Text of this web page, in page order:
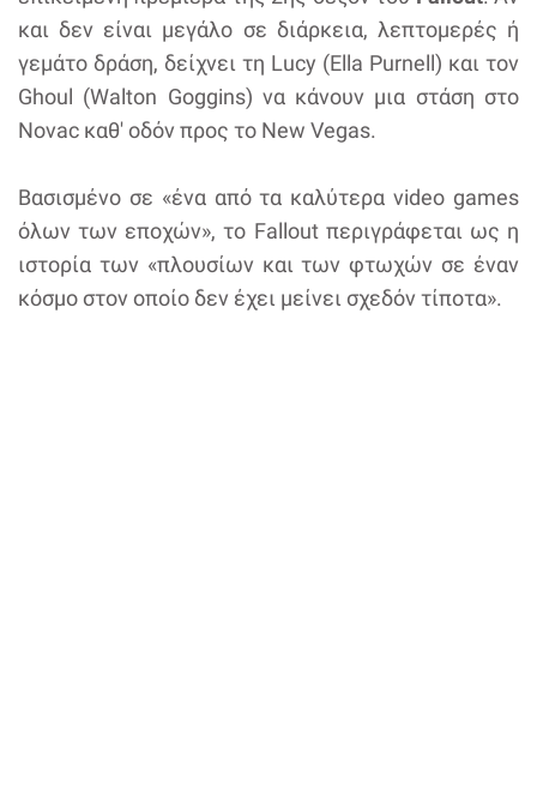
και δεν είναι μεγάλο σε διάρκεια, λεπτομερές ή
γεμάτο δράση, δείχνει τη Lucy (Ella Purnell) και τον
Ghoul (Walton Goggins) να κάνουν μια στάση στο
Novac καθ' οδόν προς το New Vegas.
Βασισμένο σε «ένα από τα καλύτερα video games
όλων των εποχών», το Fallout περιγράφεται ως η
ιστορία των «πλουσίων και των φτωχών σε έναν
κόσμο στον οποίο δεν έχει μείνει σχεδόν τίποτα».